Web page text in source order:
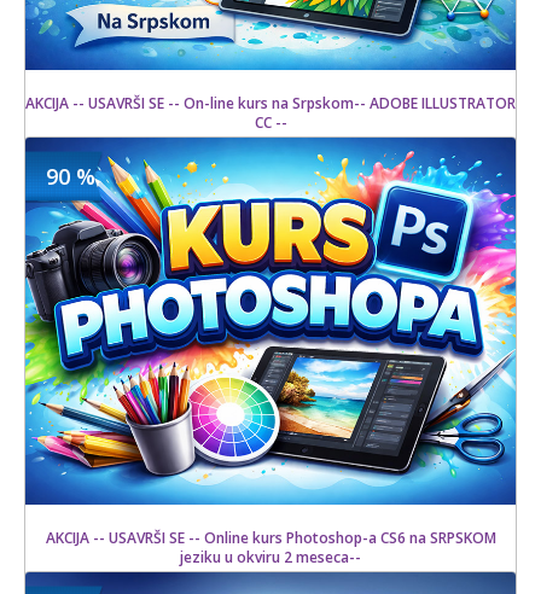
AKCIJA -- USAVRŠI SE -- On-line kurs na Srpskom-- ADOBE ILLUSTRATOR
CC --
Kupljeno
25 kom.
1500 din
15000 din
90 %
AKCIJA -- USAVRŠI SE -- Online kurs Photoshop-a CS6 na SRPSKOM
jeziku u okviru 2 meseca--